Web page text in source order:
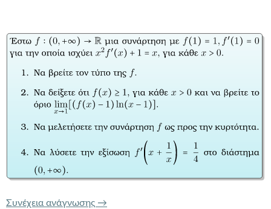
Συνέχεια ανάγνωσης 88 x^(2) f'(x)+1 = x,
→